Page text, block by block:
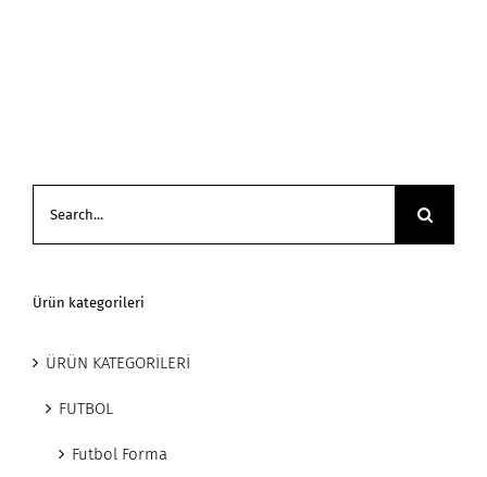
Ürün kategorileri
ÜRÜN KATEGORİLERİ
FUTBOL
Futbol Forma